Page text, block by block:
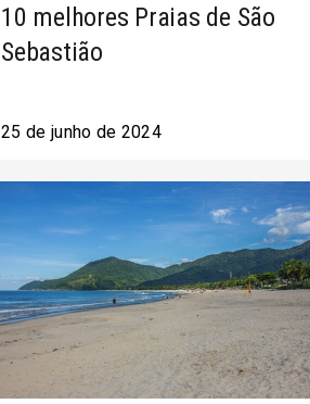
10 melhores Praias de São
Sebastião
25 de junho de 2024